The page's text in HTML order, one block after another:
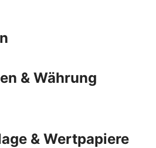
& Währung
& Wertpapiere